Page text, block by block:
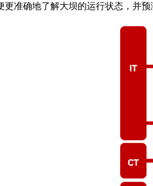
更准确地了解大坝的运行状态，并预